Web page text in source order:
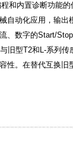
和内置诊断功能的
自动化应用，输出
、数字的Start/
旧型T2和L-系列传
性。在替代互换旧